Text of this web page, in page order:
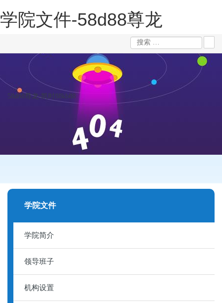
学院文件-58d88尊龙
58d88尊龙-凯时88kb88
学院文件
学院简介
领导班子
机构设置